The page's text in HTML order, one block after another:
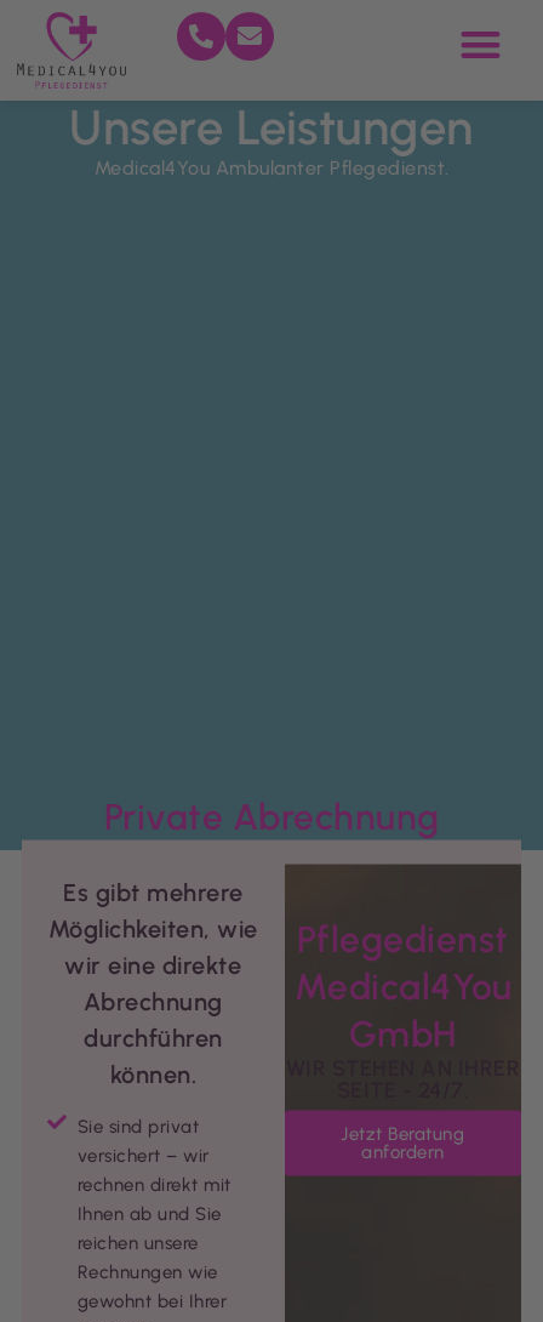
Unsere Leistungen
Medical4You Ambulanter Pflegedienst.
Private Abrechnung
Es gibt mehrere
Möglichkeiten, wie
wir eine direkte
Abrechnung
durchführen
können.
Sie sind privat
versichert – wir
rechnen direkt mit
Ihnen ab und Sie
reichen unsere
Rechnungen wie
gewohnt bei Ihrer
Pflegedienst
Medical4You
GmbH
Jetzt Beratung
anfordern